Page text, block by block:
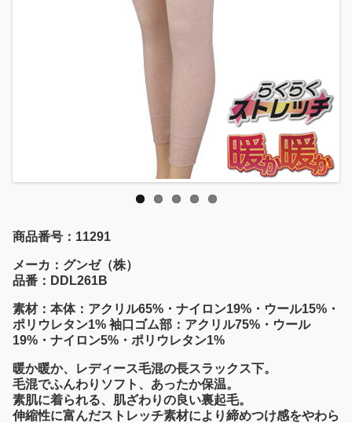
商品番号：11291
メーカ：グンゼ（株）
品番：DDL261B
素材：本体：アクリル65%・ナイロン19%・ウール15%・
ポリウレタン1% 袖口ゴム部：アクリル75%・ウール
19%・ナイロン5%・ポリウレタン1%
暖か暖か、レディース毛混の長スラックス下。
毛混でふんわりソフト、あったか保温。
素肌に着られる、肌ざわりの良い裏起毛。
伸縮性に富んだストレッチ素材により締めつけ感をやわら